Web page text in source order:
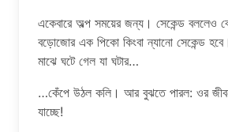
একেবারে অল্প সময়ের জন্য। সেকেন্ড বললেও
বড়োজোর এক পিকো কিংবা ন্যানো সেকেন্ড
মাঝে ঘটে গেল যা ঘটার…
…কেঁপে উঠল কলি। আর বুঝতে পারল: ওর
যাচ্ছে!